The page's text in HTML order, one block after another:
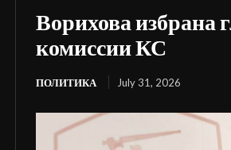
Ворихова избрана
комиссии КС
ПОЛИТИКА July 31, 2026